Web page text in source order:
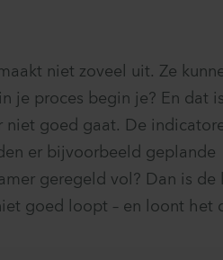
niet zoveel uit. Ze
je proces begin je? En dat is
niet goed gaat. De
er bijvoorbeeld geplande
geregeld vol? Dan is de
goed loopt – en loont het